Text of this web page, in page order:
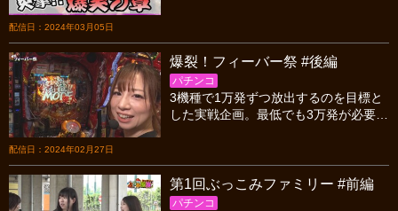
配信日：2024年03月05日
配信日：2024年02月27日
爆裂！フィーバー祭 #後編
パチンコ
3機種で1万発ずつ放出するのを目標と
した実戦企画。最低でも3万発が必要と
びにも要注目!!
第1回ぶっこみファミリー #前編
パチンコ